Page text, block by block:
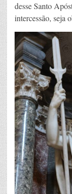
desse Santo
intercessão, seja